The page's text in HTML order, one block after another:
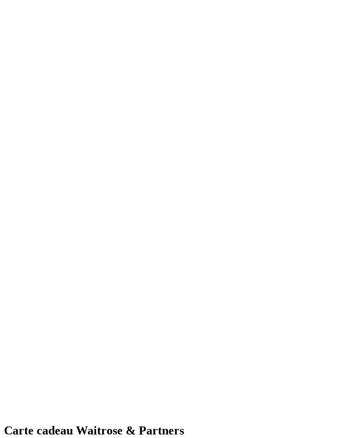
Carte cadeau Waitrose & Partners